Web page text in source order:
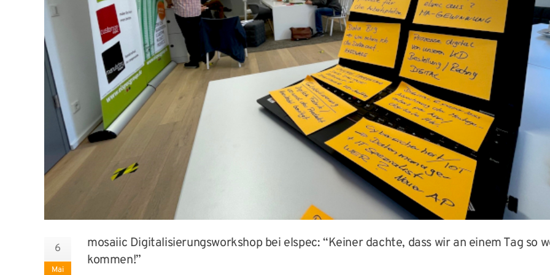
6
Mai
mosaiic Digitalisierungsworkshop bei elspec: “Keiner dachte, dass wir an einem Tag so
kommen!”